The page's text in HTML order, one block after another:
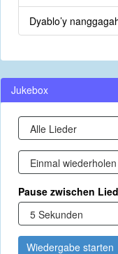
Dyablo’y
Jukebox
Pause zwischen
Wiedergabe starten